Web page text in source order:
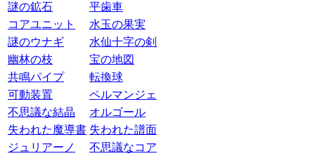
謎の鉱石
平歯車
コアユニット
水玉の果実
謎のウナギ
水仙十字の剣
幽林の枝
宝の地図
共鳴パイプ
転換球
可動装置
ペルマンジェ
不思議な結晶
オルゴール
失われた魔導書 失われた譜面
ジュリアーノ
不思議なコア